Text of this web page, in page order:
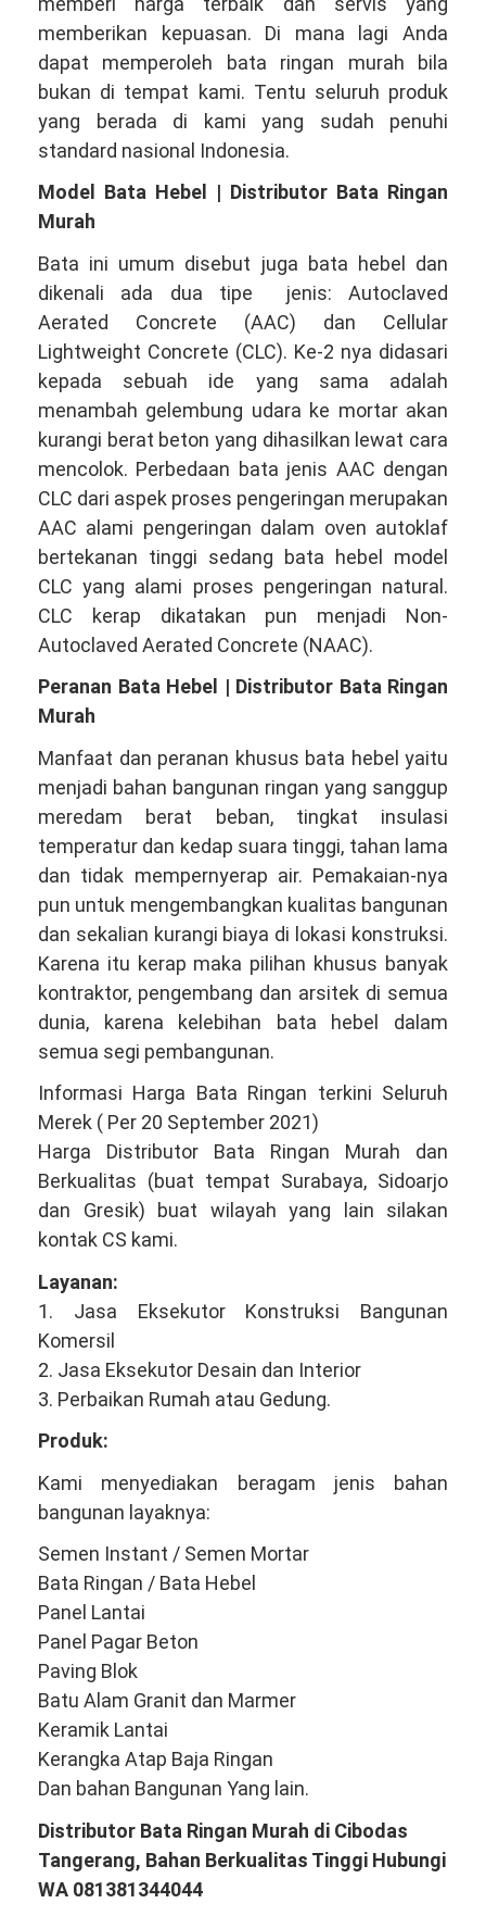
memberikan kepuasan. Di mana lagi Anda
dapat memperoleh bata ringan murah bila
bukan di tempat kami. Tentu seluruh produk
yang berada di kami yang sudah penuhi
standard nasional Indonesia.
Model Bata Hebel | Distributor Bata Ringan
Murah
Bata ini umum disebut juga bata hebel dan
dikenali ada dua tipe jenis: Autoclaved
Aerated Concrete (AAC) dan Cellular
Lightweight Concrete (CLC). Ke-2 nya didasari
kepada sebuah ide yang sama adalah
menambah gelembung udara ke mortar akan
kurangi berat beton yang dihasilkan lewat cara
mencolok. Perbedaan bata jenis AAC dengan
CLC dari aspek proses pengeringan merupakan
AAC alami pengeringan dalam oven autoklaf
bertekanan tinggi sedang bata hebel model
CLC yang alami proses pengeringan natural.
CLC kerap dikatakan pun menjadi Non-
Autoclaved Aerated Concrete (NAAC).
Peranan Bata Hebel | Distributor Bata Ringan
Murah
Manfaat dan peranan khusus bata hebel yaitu
menjadi bahan bangunan ringan yang sanggup
meredam berat beban, tingkat insulasi
temperatur dan kedap suara tinggi, tahan lama
dan tidak mempernyerap air. Pemakaian-nya
pun untuk mengembangkan kualitas bangunan
dan sekalian kurangi biaya di lokasi konstruksi.
Karena itu kerap maka pilihan khusus banyak
kontraktor, pengembang dan arsitek di semua
dunia, karena kelebihan bata hebel dalam
semua segi pembangunan.
Informasi Harga Bata Ringan terkini Seluruh
Merek ( Per 20 September 2021)
Harga Distributor Bata Ringan Murah dan
Berkualitas (buat tempat Surabaya, Sidoarjo
dan Gresik) buat wilayah yang lain silakan
kontak CS kami.
Layanan:
1. Jasa Eksekutor Konstruksi Bangunan
Komersil
2. Jasa Eksekutor Desain dan Interior
3. Perbaikan Rumah atau Gedung.
Produk:
Kami menyediakan beragam jenis bahan
bangunan layaknya:
Semen Instant / Semen Mortar
Bata Ringan / Bata Hebel
Panel Lantai
Panel Pagar Beton
Paving Blok
Batu Alam Granit dan Marmer
Keramik Lantai
Kerangka Atap Baja Ringan
Dan bahan Bangunan Yang lain.
Distributor Bata Ringan Murah di Cibodas
Tangerang, Bahan Berkualitas Tinggi Hubungi
WA 081381344044